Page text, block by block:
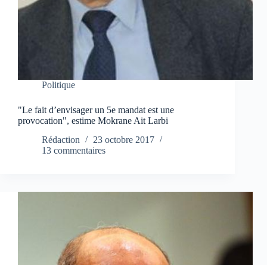
Politique
"Le fait d’envisager un 5e mandat est une
provocation", estime Mokrane Ait Larbi
Rédaction
23 octobre 2017
13 commentaires